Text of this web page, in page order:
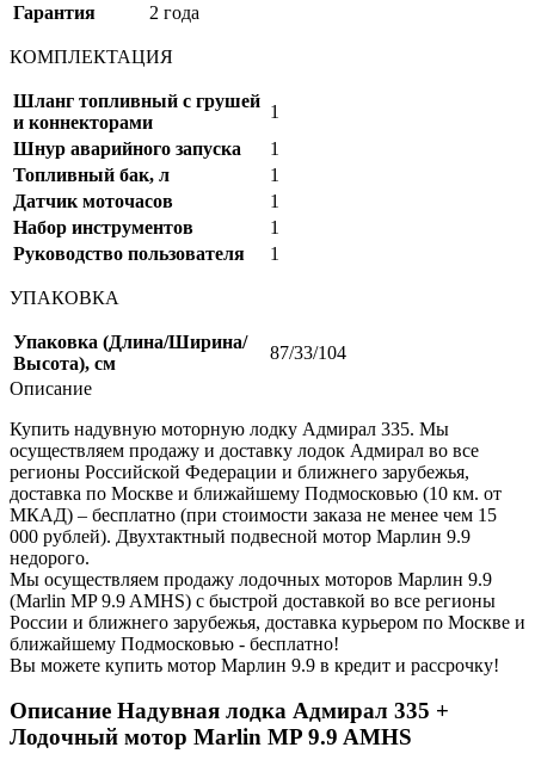
Гарантия
2 года
КОМПЛЕКТАЦИЯ
Шланг топливный с грушей
и коннекторами
1
Шнур аварийного запуска
1
Топливный бак, л
1
Датчик моточасов
1
Набор инструментов
1
Руководство пользователя
1
УПАКОВКА
Упаковка (Длина/Ширина/
Высота), см
87/33/104
Описание
Купить надувную моторную лодку Адмирал 335. Мы
осуществляем продажу и доставку лодок Адмирал во все
регионы Российской Федерации и ближнего зарубежья,
доставка по Москве и ближайшему Подмосковью (10 км. от
МКАД) – бесплатно (при стоимости заказа не менее чем 15
000 рублей). Двухтактный подвесной мотор Марлин 9.9
недорого.
Мы осуществляем продажу лодочных моторов Марлин 9.9
(Marlin MP 9.9 AMHS) с быстрой доставкой во все регионы
России и ближнего зарубежья, доставка курьером по Москве и
ближайшему Подмосковью - бесплатно!
Вы можете купить мотор Марлин 9.9 в кредит и рассрочку!
Описание Надувная лодка Адмирал 335 +
Лодочный мотор Marlin MP 9.9 AMHS